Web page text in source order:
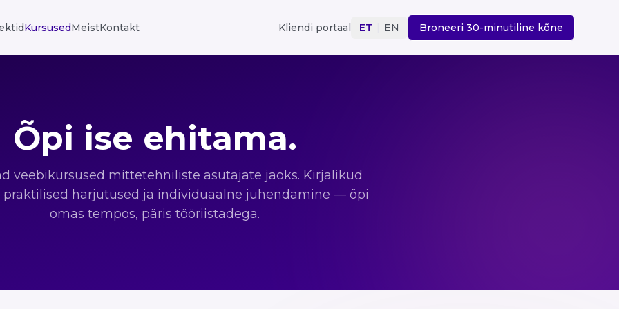
KursusedMeistKontakt Kliendi portaal ET EN Broneeri 30-minutiline kõne
Õpi ise ehitama.
veebikursused mittetehniliste asutajate jaoks. Kirjalikud
praktilised harjutused ja individuaalne juhendamine — õpi
omas tempos, päris tööriistadega.